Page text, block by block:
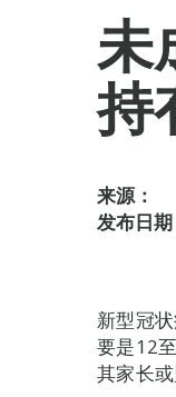
未
持
来源：
发布日期
新型冠
要是12
其家长